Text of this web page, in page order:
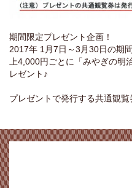
期間限定プレゼント企画！
2017年 1月7日～3月30日の期
上4,000円ごとに「みやぎの
レゼント♪
プレゼントで発行する共通観覧